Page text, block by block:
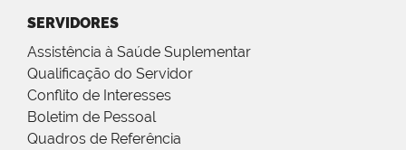
SERVIDORES
Assistência à Saúde Suplementar
Qualificação do Servidor
Conflito de Interesses
Boletim de Pessoal
Quadros de Referência